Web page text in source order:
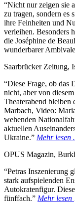
“Nicht nur zeigen sie
zu tragen, sondern es
ihre Feinheiten und
verleihen. Besonders
die Joséphine de
wunderbarer
Saarbrücker Zeitung,
“Diese Frage, ob das
nicht, aber von
Theaterabend
Marbach, Video:
wehenden
aktuellen
Ukraine.” Mehr lesen
OPUS Magazin,
“Petras Inszenierung
stark aufspielenden
Autokratenfigur.
fünffach.” Mehr lesen